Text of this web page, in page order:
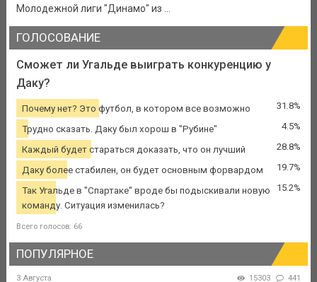
Молодежной лиги "Динамо" из ...
ГОЛОСОВАНИЕ
Сможет ли Угальде выиграть конкуренцию у
Даку?
Почему нет? Это футбол, в котором все возможно 31.8%
Трудно сказать. Даку был хорош в "Рубине" 4.5%
Каждый будет стараться доказать, что он лучший 28.8%
Даку более стабилен, он будет основным форвардом 19.7%
Так Угальде в "Спартаке" вроде бы подыскивали новую
команду. Ситуация изменилась?
15.2%
Всего голосов: 66
ПОПУЛЯРНОЕ
3 Августа 15303 441